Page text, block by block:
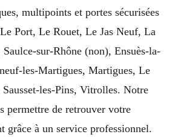
multipoints et portes sécurisées
Port, Le Rouet, Le Jas Neuf, La
sur-Rhône (non), Ensuès-la-
les-Martigues, Martigues, Le
les-Pins, Vitrolles. Notre
permettre de retrouver votre
grâce à un service professionnel.